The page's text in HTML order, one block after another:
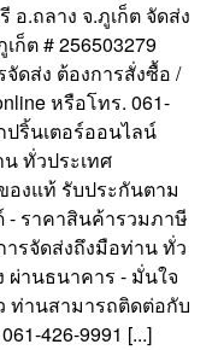
อ.ถลาง จ.ภูเก็ต จัดส่ง
ก็ต # 256503279
ดส่ง ต้องการสั่งซื้อ /
หรือโทร. 061-
ปริ้นเตอร์ออนไลน์
ทั่วประเทศ
องแท้ รับประกันตาม
- ราคาสินค้ารวมภาษี
รจัดส่งถึงมือท่าน ทั่ว
ผ่านธนาคาร - มั่นใจ
ท่านสามารถติดต่อกับ
426-9991 [...]